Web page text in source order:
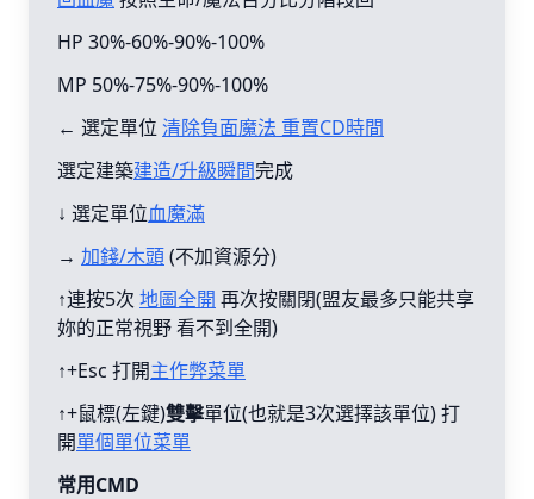
HP 30%-60%-90%-100%
MP 50%-75%-90%-100%
← 選定單位 清除負面魔法 重置CD時間
選定建築建造/升級瞬間完成
↓ 選定單位血魔滿
→ 加錢/木頭(不加資源分)
↑連按5次 地圖全開 再次按關閉(盟友最多只能共享
妳的正常視野 看不到全開)
↑+Esc 打開主作弊菜單
↑+鼠標(左鍵)雙擊單位(也就是3次選擇該單位) 打
開單個單位菜單
常用CMD